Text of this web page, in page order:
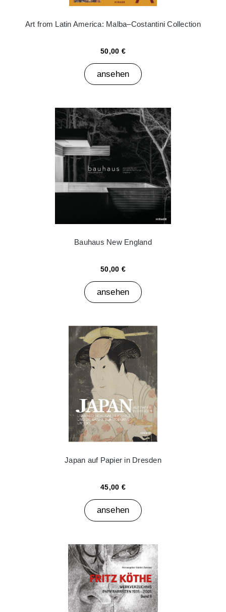
Art from Latin America: Malba–Costantini Collection
50,00 €
ansehen
Bauhaus New England
50,00 €
ansehen
Japan auf Papier in Dresden
45,00 €
ansehen